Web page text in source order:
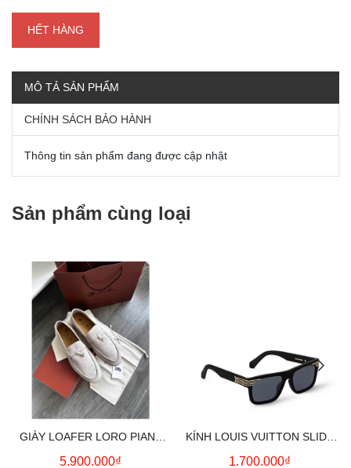
HẾT HÀNG
MÔ TẢ SẢN PHẨM
CHÍNH SÁCH BẢO HÀNH
Thông tin sản phẩm đang được cập nhật
Sản phẩm cùng loại
GIÀY LOAFER LORO PIANA
SUMMER CHARMS (CREAM)
5.900.000₫
KÍNH LOUIS VUITTON SLIDE
SQUARE SUNGLASSES
1.700.000₫